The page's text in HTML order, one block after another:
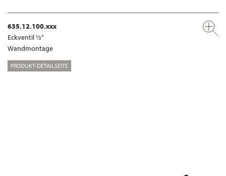
635.12.100.xxx
Eckventil ½"
Wandmontage
PRODUKT-DETAILSEITE